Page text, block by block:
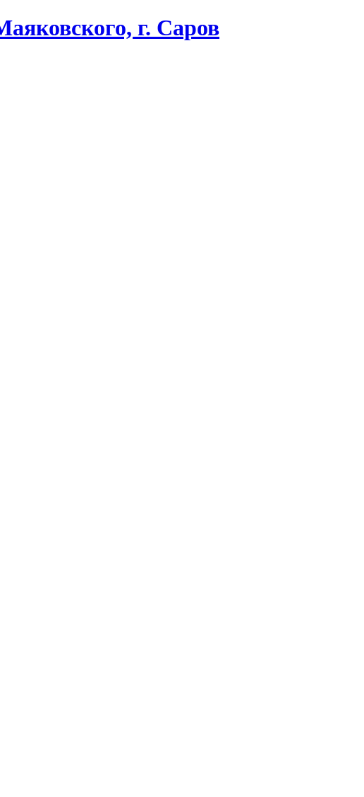
г. Саров